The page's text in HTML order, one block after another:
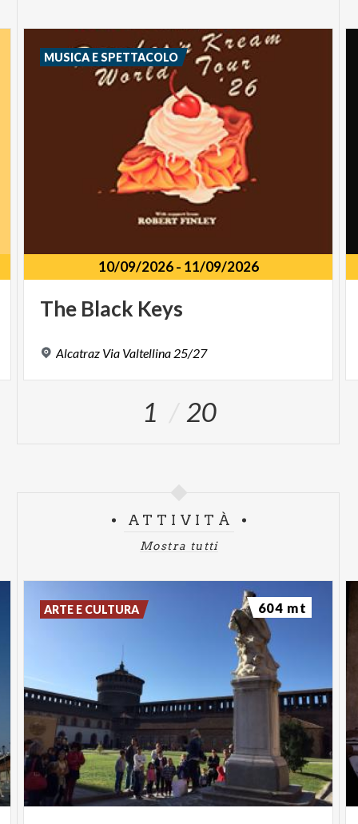
10/09/2026- 11/09/2026
The Black Keys
Alcatraz Via Valtellina 25/27
MUSICA E SPETTACOLO
1 20
ATTIVITÀ
Mostra tutti
ARTE E CULTURA 604 mt